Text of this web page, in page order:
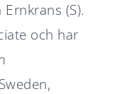
(S).
och har